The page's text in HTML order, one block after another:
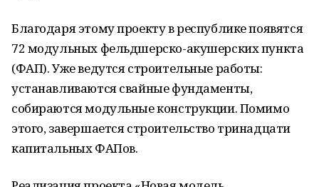
Благодаря этому проекту в республике появятся
72 модульных фельдшерско-акушерских пункта
(ФАП). Уже ведутся строительные работы:
устанавливаются свайные фундаменты,
собираются модульные конструкции. Помимо
этого, завершается строительство тринадцати
капитальных ФАПов.